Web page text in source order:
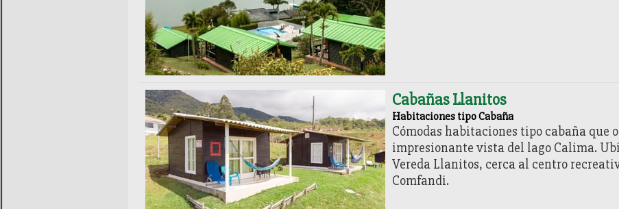
Cabañas Llanitos
Habitaciones tipo Cabaña
Cómodas habitaciones tipo cabaña que
impresionante vista del lago Calima.
Vereda Llanitos, cerca al centro
Comfandi.